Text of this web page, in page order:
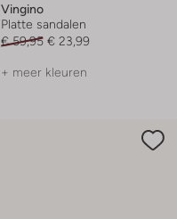
Vingino
Platte sandalen
€ 59,95 € 23,99
+ meer kleuren